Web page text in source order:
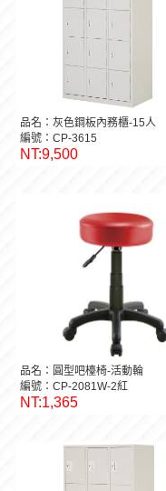
品名：灰色鋼板內務櫃-15人
編號：CP-3615
NT:9,500
品名：圓型吧檯椅-活動輪
編號：CP-2081W-2紅
NT:1,365